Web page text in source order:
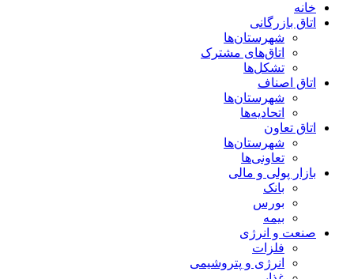
خانه
اتاق بازرگانی
شهرستان‌ها
اتاق‌های مشترک
تشکل‌ها
اتاق اصناف
شهرستان‌ها
اتحادیه‌ها
اتاق تعاون
شهرستان‌ها
تعاونی‌ها
بازار پولی و مالی
بانک
بورس
بیمه
صنعت و انرژی
فلزات
انرژی و پتروشیمی